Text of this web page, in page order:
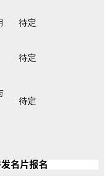
待定
待定
待定
名片报名